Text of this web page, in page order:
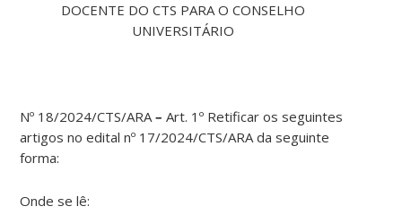
DOCENTE DO CTS PARA O CONSELHO
UNIVERSITÁRIO
Nº 18/2024/CTS/ARA–Art. 1º Retificar os seguintes
artigos no edital nº 17/2024/CTS/ARA da seguinte
forma:
Onde se lê: